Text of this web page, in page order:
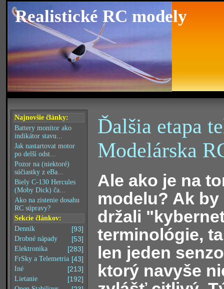
Realistické RC modely
Najnovšie články:
Battery monitor ako
indikátor stavu...
Jak nastartovat motor
po delší odst...
Pozor na (niektoré)
súčiastky z eBa...
Biely C-130 Hercules
(Moby Dick) ča...
Ako na zistenie dosahu
RC súpravy?
Sekcie článkov:
[93]
Denník
[53]
Drobné nápady
[283]
Elektronika
[43]
FrSky a Telemetria
[213]
Iné
[192]
Lietanie
Ďalšia etapa
Modelárska
Ale ako je na
modelu? Ak by
držali
terminológie,
len jeden
ktorý navyše